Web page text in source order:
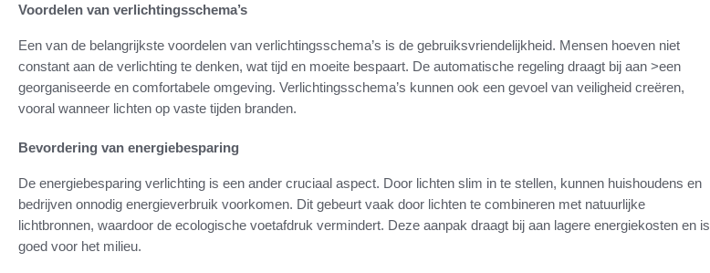
Voordelen van verlichtingsschema’s
Een van de belangrijkste voordelen van verlichtingsschema’s is de gebruiksvriendelijkheid. Mensen hoeven niet
constant aan de verlichting te denken, wat tijd en moeite bespaart. De automatische regeling draagt bij aan >een
georganiseerde en comfortabele omgeving. Verlichtingsschema’s kunnen ook een gevoel van veiligheid creëren,
vooral wanneer lichten op vaste tijden branden.
Bevordering van energiebesparing
De energiebesparing verlichting is een ander cruciaal aspect. Door lichten slim in te stellen, kunnen huishoudens en
bedrijven onnodig energieverbruik voorkomen. Dit gebeurt vaak door lichten te combineren met natuurlijke
lichtbronnen, waardoor de ecologische voetafdruk vermindert. Deze aanpak draagt bij aan lagere energiekosten en is
goed voor het milieu.